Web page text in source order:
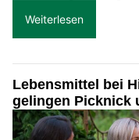
Weiterlesen
Lebensmittel bei
gelingen Picknick